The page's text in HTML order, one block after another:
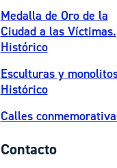
Catálogo de
Medalla de Oro de la
Ciudad a las Víctimas.
Histórico
Esculturas y
Histórico
Calles
Contacto